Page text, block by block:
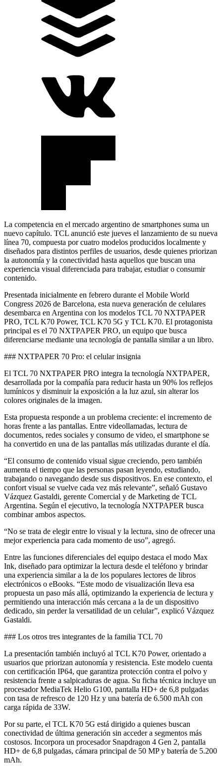
La competencia en el mercado argentino de smartphones suma un
nuevo capítulo. TCL anunció este jueves el lanzamiento de su nueva
línea 70, compuesta por cuatro modelos producidos localmente y
diseñados para distintos perfiles de usuarios, desde quienes priorizan
la autonomía y la conectividad hasta aquellos que buscan una
experiencia visual diferenciada para trabajar, estudiar o consumir
contenido.
Presentada inicialmente en febrero durante el Mobile World
Congress 2026 de Barcelona, esta nueva generación de celulares
desembarca en Argentina con los modelos TCL 70 NXTPAPER
PRO, TCL K70 Power, TCL K70 5G y TCL K70. El protagonista
principal es el 70 NXTPAPER PRO, un equipo que busca
diferenciarse mediante una tecnología de pantalla similar a un libro.
### NXTPAPER 70 Pro: el celular insignia
El TCL 70 NXTPAPER PRO integra la tecnología NXTPAPER,
desarrollada por la compañía para reducir hasta un 90% los reflejos
lumínicos y disminuir la exposición a la luz azul, sin alterar los
colores originales de la imagen.
Esta propuesta responde a un problema creciente: el incremento de
horas frente a las pantallas. Entre videollamadas, lectura de
documentos, redes sociales y consumo de video, el smartphone se
ha convertido en una de las pantallas más utilizadas durante el día.
“El consumo de contenido visual sigue creciendo, pero también
aumenta el tiempo que las personas pasan leyendo, estudiando,
trabajando o navegando desde sus dispositivos. En ese contexto, el
confort visual se vuelve cada vez más relevante”, señaló Gustavo
Vázquez Gastaldi, gerente Comercial y de Marketing de TCL
Argentina. Según el ejecutivo, la tecnología NXTPAPER busca
combinar ambos aspectos.
“No se trata de elegir entre lo visual y la lectura, sino de ofrecer una
mejor experiencia para cada momento de uso”, agregó.
Entre las funciones diferenciales del equipo destaca el modo Max
Ink, diseñado para optimizar la lectura desde el teléfono y brindar
una experiencia similar a la de los populares lectores de libros
electrónicos o eBooks. “Este modo de visualización lleva esa
propuesta un paso más allá, optimizando la experiencia de lectura y
permitiendo una interacción más cercana a la de un dispositivo
dedicado, sin perder la versatilidad de un celular”, explicó Vázquez
Gastaldi.
### Los otros tres integrantes de la familia TCL 70
La presentación también incluyó al TCL K70 Power, orientado a
usuarios que priorizan autonomía y resistencia. Este modelo cuenta
con certificación IP64, que garantiza protección contra el polvo y
resistencia frente a salpicaduras de agua. Su ficha técnica incluye un
procesador MediaTek Helio G100, pantalla HD+ de 6,8 pulgadas
con tasa de refresco de 120 Hz y una batería de 6.500 mAh con
carga rápida de 33W.
Por su parte, el TCL K70 5G está dirigido a quienes buscan
conectividad de última generación sin acceder a segmentos más
costosos. Incorpora un procesador Snapdragon 4 Gen 2, pantalla
HD+ de 6,8 pulgadas, cámara principal de 50 MP y batería de 5.200
mAh.